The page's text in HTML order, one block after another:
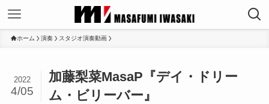
ホーム 演奏 スタジオ演奏動画
加藤梨菜MasaP『デイ・ドリー
ム・ビリーバー』
2022
4/05